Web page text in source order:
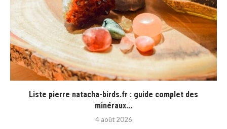
Liste pierre natacha-birds.fr : guide complet des
minéraux...
4 août 2026